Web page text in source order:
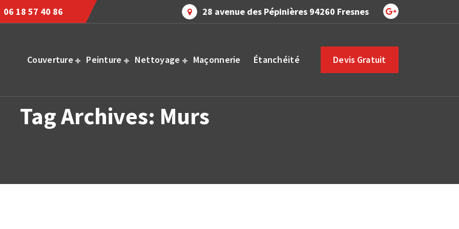
06 18 57 40 86 28 avenue des Pépinières 94260 Fresnes
Couverture Peinture Nettoyage Maçonnerie Étanchéité Devis Gratuit
Tag Archives: Murs